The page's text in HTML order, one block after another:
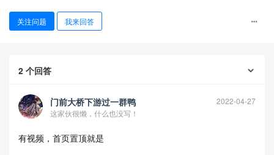
关注问题 我来回答
2 个回答
门前大桥下游过一群鸭
2022-04-27
这家伙很懒，什么也没写！
有视频，首页置顶就是